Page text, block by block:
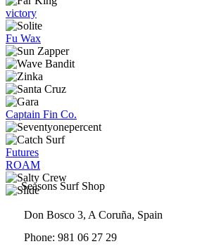
victory
Fu Wax
Captain Fin Co.
Futures
ROAM
Seasons Surf Shop
Don Bosco 3, A Coruña, Spain
Phone: 981 06 27 29